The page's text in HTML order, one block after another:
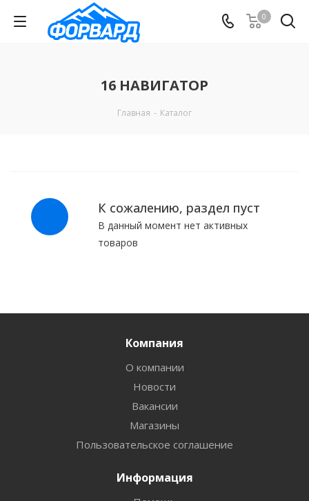
0
16 НАВИГАТОР
Главная - Каталог
К сожалению, раздел пуст
В данный момент нет активных
товаров
Компания
О компании
Новости
Вакансии
Магазины
Пользовательское соглашение
Информация